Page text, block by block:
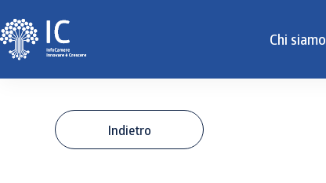
Chi siamo
Indietro